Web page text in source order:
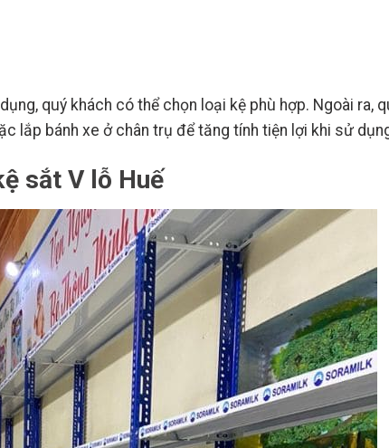
quý khách có thể chọn loại kệ phù hợp. Ngoài ra,
lắp bánh xe ở chân trụ để tăng tính tiện lợi khi sử
sắt V lỗ Huế